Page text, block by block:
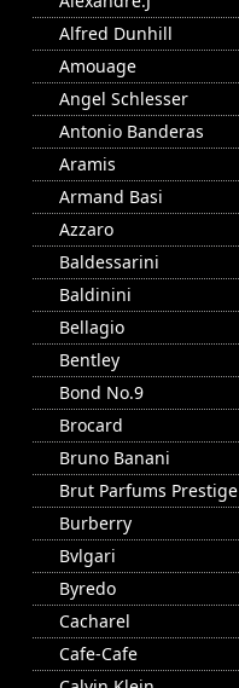
Alfred Dunhill
Amouage
Angel Schlesser
Antonio Banderas
Aramis
Armand Basi
Azzaro
Baldessarini
Baldinini
Bellagio
Bentley
Bond No.9
Brocard
Bruno Banani
Brut Parfums Prestige
Burberry
Bvlgari
Byredo
Cacharel
Cafe-Cafe